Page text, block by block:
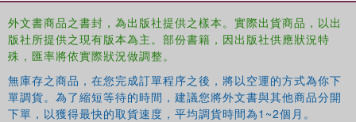
外文書商品之書封，為出版社提供之樣本。實際出貨商品，以出
版社所提供之現有版本為主。部份書籍，因出版社供應狀況特
殊，匯率將依實際狀況做調整。
無庫存之商品，在您完成訂單程序之後，將以空運的方式為你下
單調貨。為了縮短等待的時間，建議您將外文書與其他商品分開
下單，以獲得最快的取貨速度，平均調貨時間為1~2個月。